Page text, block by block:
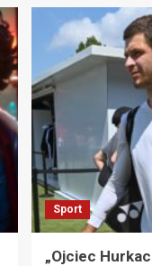
Sport
„Ojciec